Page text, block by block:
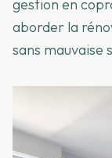
gestion en
aborder la
sans mauvaise